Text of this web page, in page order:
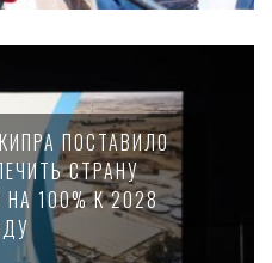
ПОСТАВИЛО
СТРАНУ
100% К 2028